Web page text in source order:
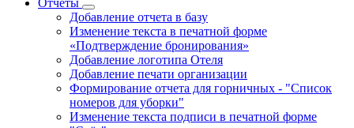
Отчеты
Добавление отчета в базу
Изменение текста в печатной форме
«Подтверждение бронирования»
Добавление логотипа Отеля
Добавление печати организации
Формирование отчета для горничных - "Список
номеров для уборки"
Изменение текста подписи в печатной форме